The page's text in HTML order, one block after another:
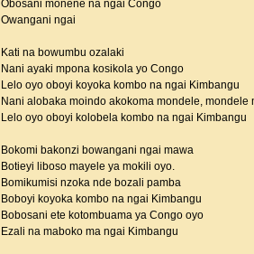
Obosani monene na ngai Congo
Owangani ngai
Kati na bowumbu ozalaki
Nani ayaki mpona kosikola yo Congo
Lelo oyo oboyi koyoka kombo na ngai Kimbangu
Nani alobaka moindo akokoma mondele, mondele
Lelo oyo oboyi kolobela kombo na ngai Kimbangu
Bokomi bakonzi bowangani ngai mawa
Botieyi liboso mayele ya mokili oyo.
Bomikumisi nzoka nde bozali pamba
Boboyi koyoka kombo na ngai Kimbangu
Bobosani ete kotombuama ya Congo oyo
Ezali na maboko ma ngai Kimbangu